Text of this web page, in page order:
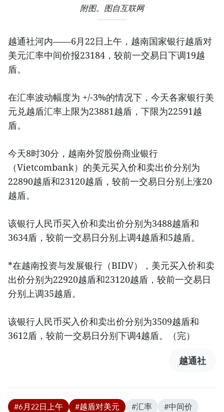
附图。图自互联网
越通社河内——6月22日上午，越南国家银行越盾对
美元汇率中间价报23184，较前一交易日下调19越
盾。
在汇率波动幅度为 +/-3%的情况下，今天各家银行美
元兑越盾汇率上限为23881越盾，下限为22591越
盾。
今天8时30分，越南外贸股份商业银行
（Vietcombank）的美元买入价和卖出价分别为
22890越盾和23120越盾，较前一交易日分别上涨20
越盾。
该银行人民币买入价和卖出价分别为3488越盾和
3634盾，较前一交易日分别上调4越盾和5越盾。
*在越南投资与发展银行（BIDV），美元买入价和卖
出价分别为22920越盾和23120越盾，较前一交易日
分别上调35越盾。
该银行人民币买入价和卖出价分别为3509越盾和
3612盾，较前一交易日分别下调4越盾。（完）
越通社
#6月22日上午 #越盾对美元 #汇率
#中间价